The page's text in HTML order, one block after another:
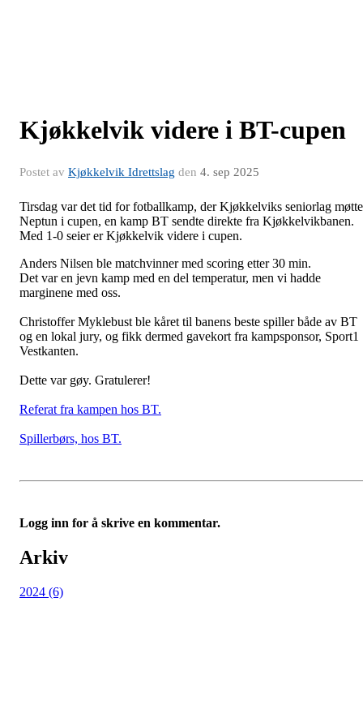
Kjøkkelvik videre i BT-cupen
Postet av Kjøkkelvik Idrettslag den 4. sep 2025
Tirsdag var det tid for fotballkamp, der Kjøkkelviks seniorlag møtte
Neptun i cupen, en kamp BT sendte direkte fra Kjøkkelvikbanen.
Med 1-0 seier er Kjøkkelvik videre i cupen.
Anders Nilsen ble matchvinner med scoring etter 30 min.
Det var en jevn kamp med en del temperatur, men vi hadde
marginene med oss.
Christoffer Myklebust ble kåret til banens beste spiller både av BT
og en lokal jury, og fikk dermed gavekort fra kampsponsor, Sport1
Vestkanten.
Dette var gøy. Gratulerer!
Referat fra kampen hos BT.
Spillerbørs, hos BT.
Logg inn for å skrive en kommentar.
Arkiv
2024 (6)